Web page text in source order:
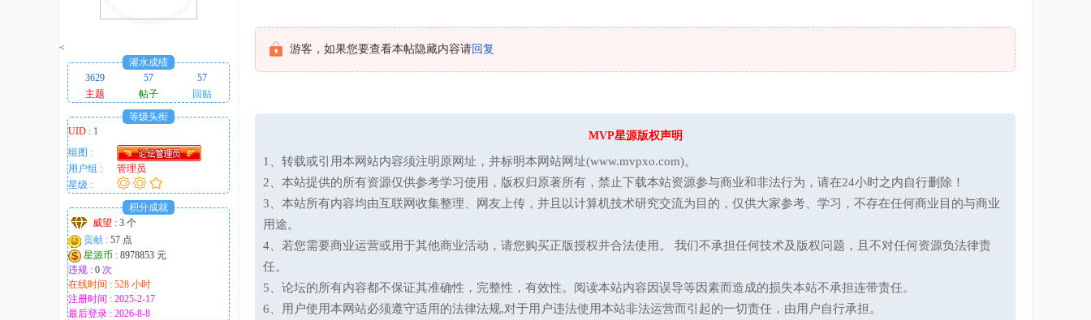
！
<
灌水成绩
3629
57
57
主题
帖子
回贴
等级头衔
UID : 1
组图 :
用户组 :
管理员
星级 :
积分成就
威望 : 3 个
贡献 : 57 点
星源币 : 8978853 元
违规 : 0 次
在线时间 : 528 小时
注册时间 : 2025-2-17
最后登录 : 2026-8-8
游客，如果您要查看本帖隐藏内容请回复
MVP星源版权声明
1、转载或引用本网站内容须注明原网址，并标明本网站网址(www.mvpxo.com)。
2、本站提供的所有资源仅供参考学习使用，版权归原著所有，禁止下载本站资源参与商业和非法行为，请在24小时之内自行删除！
3、本站所有内容均由互联网收集整理、网友上传，并且以计算机技术研究交流为目的，仅供大家参考、学习，不存在任何商业目的与商业
用途。
4、若您需要商业运营或用于其他商业活动，请您购买正版授权并合法使用。 我们不承担任何技术及版权问题，且不对任何资源负法律责
任。
5、论坛的所有内容都不保证其准确性，完整性，有效性。阅读本站内容因误导等因素而造成的损失本站不承担连带责任。
6、用户使用本网站必须遵守适用的法律法规,对于用户违法使用本站非法运营而引起的一切责任，由用户自行承担。